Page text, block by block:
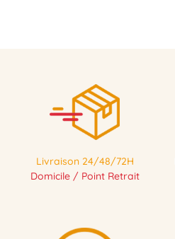
Livraison 24/48/72H
Domicile / Point Retrait